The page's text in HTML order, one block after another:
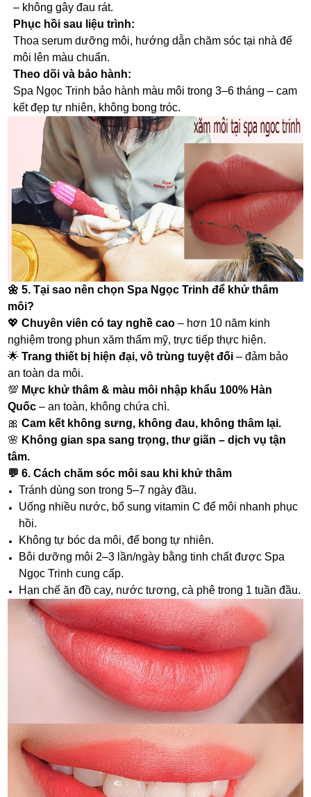
– không gây đau rát.
Phục hồi sau liệu trình:
Thoa serum dưỡng môi, hướng dẫn chăm sóc tại nhà để
môi lên màu chuẩn.
Theo dõi và bảo hành:
Spa Ngọc Trinh bảo hành màu môi trong 3–6 tháng – cam
kết đẹp tự nhiên, không bong tróc.
🌼5. Tại sao nên chọn Spa Ngọc Trinh để khử thâm
môi?
💖Chuyên viên có tay nghề cao – hơn 10 năm kinh
nghiệm trong phun xăm thẩm mỹ, trực tiếp thực hiện.
🌟Trang thiết bị hiện đại, vô trùng tuyệt đối – đảm bảo
an toàn da môi.
💯 Mực khử thâm & màu môi nhập khẩu 100% Hàn
Quốc – an toàn, không chứa chì.
🎀Cam kết không sưng, không đau, không thâm lại.
🌸 Không gian spa sang trọng, thư giãn – dịch vụ tận
tâm.
💬6. Cách chăm sóc môi sau khi khử thâm
Tránh dùng son trong 5–7 ngày đầu.
Uống nhiều nước, bổ sung vitamin C để môi nhanh phục
hồi.
Không tự bóc da môi, để bong tự nhiên.
Bôi dưỡng môi 2–3 lần/ngày bằng tinh chất được Spa
Ngọc Trinh cung cấp.
Hạn chế ăn đồ cay, nước tương, cà phê trong 1 tuần đầu.